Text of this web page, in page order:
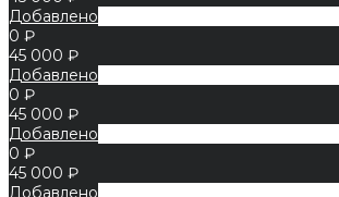
Добавлено
0 ₽
45 000 ₽
Добавлено
0 ₽
45 000 ₽
Добавлено
0 ₽
45 000 ₽
Добавлено